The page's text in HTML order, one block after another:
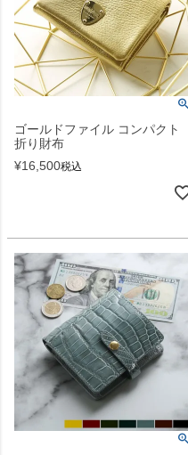
ゴールドファイル コンパクト
折り財布
¥16,500税込